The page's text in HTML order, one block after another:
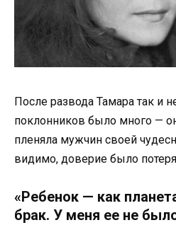
После развода Тамара так и
поклонников было много —
пленяла мужчин своей
видимо, доверие было
«Ребенок — как
брак. У меня ее не